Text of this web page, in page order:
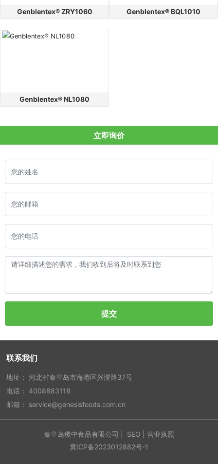
Genblentex® ZRY1060 Genblentex® BQL1010
Genblentex® NL1080
立即询价
提交
联系我们
地址： 河北省秦皇岛市海港区兴澄路37号
电话： 4008883118
邮箱： service@genesisfoods.com.cn
秦皇岛稷中食品有限公司 | SEO
营业执照
冀ICP备2023012882号-1